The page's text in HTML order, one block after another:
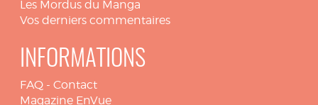
Les Mordus du Manga
Vos derniers commentaires
INFORMATIONS
FAQ - Contact
Magazine EnVue